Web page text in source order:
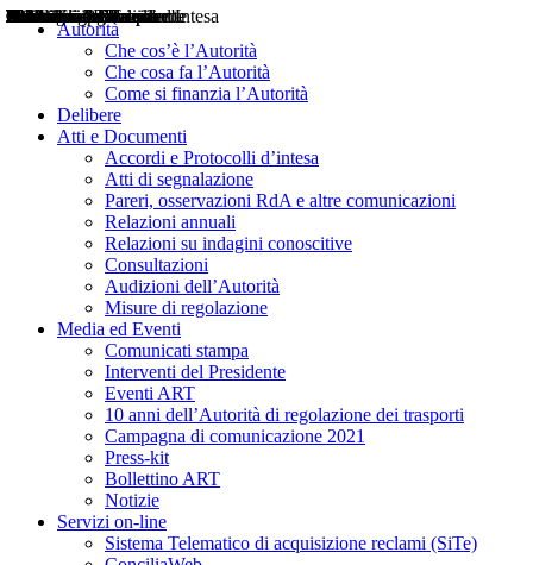
Autorità
Che cos’è l’Autorità
Che cosa fa l’Autorità
Come si finanzia l’Autorità
Delibere
Atti e Documenti
Accordi e Protocolli d’intesa
Atti di segnalazione
Pareri, osservazioni RdA e altre comunicazioni
Relazioni annuali
Relazioni su indagini conoscitive
Consultazioni
Audizioni dell’Autorità
Misure di regolazione
Media ed Eventi
Comunicati stampa
Interventi del Presidente
Eventi ART
10 anni dell’Autorità di regolazione dei trasporti
Campagna di comunicazione 2021
Press-kit
Bollettino ART
Notizie
Servizi on-line
Sistema Telematico di acquisizione reclami (SiTe)
Delibere
Pareri
Consultazioni
Audizioni
Atti di Segnalazione
Accordi e Protocolli d'Intesa
Relazioni annuali
Misure di regolazione
Notizie
Comunicati Stampa
Bollettini ART
Convegni ART
Interviste del Presidente
Articoli in primo piano
Interventi del Presidente
2004
2005
2010
2013
2014
2015
2016
2017
2018
2019
202
2020
2021
2022
2023
2024
2025
2026
Aereo
Marittimo
Terrestre